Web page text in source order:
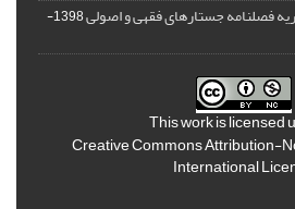
فصلنامه جستارهای فقهی و اصولی
1398-
This work is licensed
Creative Commons Attribution-
International